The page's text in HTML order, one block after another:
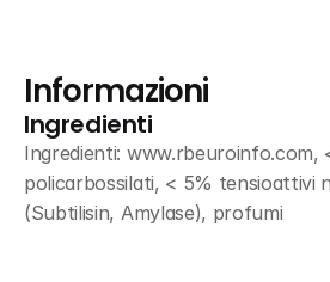
Informazioni
Ingredienti
Ingredienti: www.rbeuroinfo.com,
policarbossilati, < 5% tensioattivi
(Subtilisin, Amylase), profumi